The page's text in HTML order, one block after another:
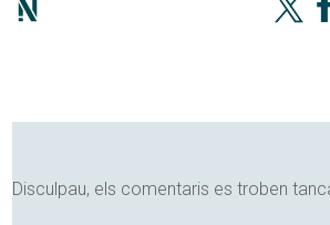
Disculpau, els comentaris es troben